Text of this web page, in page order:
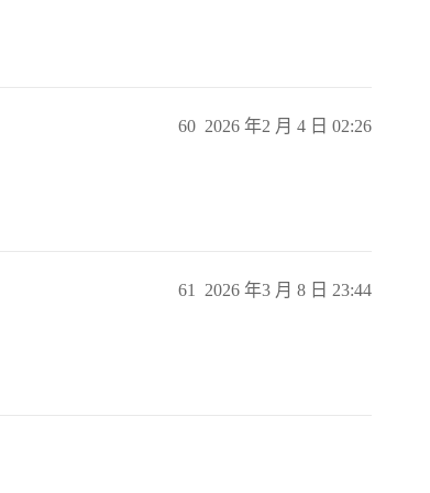
2026 年2 月 4 日 02:26
60
2026 年3 月 8 日 23:44
61